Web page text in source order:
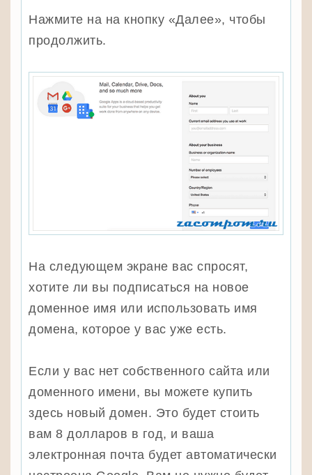
Нажмите на на кнопку «Далее», чтобы
продолжить.
На следующем экране вас спросят,
хотите ли вы подписаться на новое
доменное имя или использовать имя
домена, которое у вас уже есть.
Если у вас нет собственного сайта или
доменного имени, вы можете купить
здесь новый домен. Это будет стоить
вам 8 долларов в год, и ваша
электронная почта будет автоматически